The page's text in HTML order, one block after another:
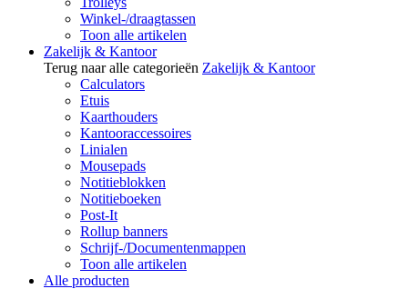
Winkel-/draagtassen
Toon alle artikelen
Zakelijk & Kantoor
Terug naar alle categorieën Zakelijk & Kantoor
Calculators
Etuis
Kaarthouders
Kantooraccessoires
Linialen
Mousepads
Notitieblokken
Notitieboeken
Post-It
Rollup banners
Schrijf-/Documentenmappen
Toon alle artikelen
Alle producten